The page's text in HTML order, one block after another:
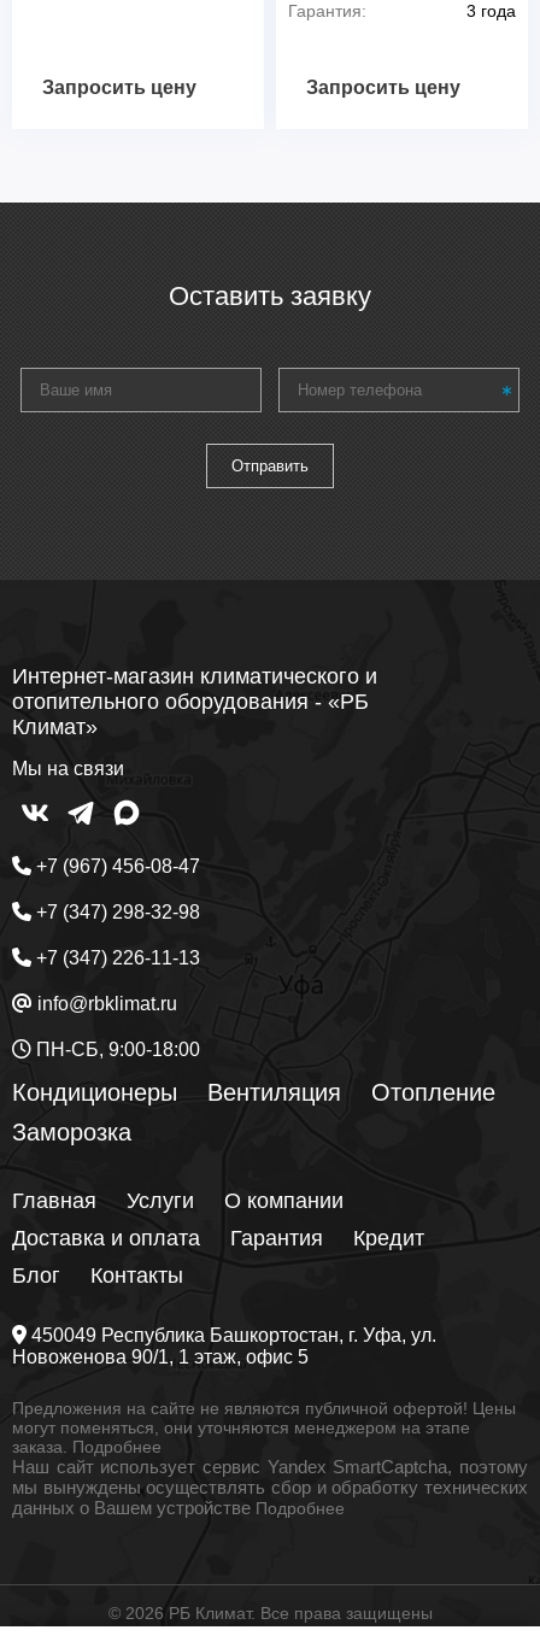
Запросить цену
Гарантия:
3 года
Запросить цену
Оставить заявку
Интернет-магазин климатического и
отопительного оборудования - «РБ
Климат»
Мы на связи
+7 (967) 456-08-47
+7 (347) 298-32-98
+7 (347) 226-11-13
info@rbklimat.ru
ПН-СБ, 9:00-18:00
Кондиционеры Вентиляция
Отопление
Заморозка
Главная Услуги
О компании
Доставка и оплата
Гарантия
Кредит
Блог
Контакты
450049 Республика Башкортостан, г. Уфа, ул.
Новоженова 90/1, 1 этаж, офис 5
Предложения на сайте не являются публичной офертой! Цены
могут поменяться, они уточняются менеджером на этапе
заказа. Подробнее
Наш сайт использует сервис Yandex SmartCaptcha, поэтому
мы вынуждены осуществлять сбор и обработку технических
данных о Вашем устройстве Подробнее
© 2026 РБ Климат. Все права защищены